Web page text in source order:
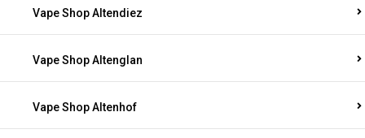
Vape Shop Altendiez
Vape Shop Altenglan
Vape Shop Altenhof